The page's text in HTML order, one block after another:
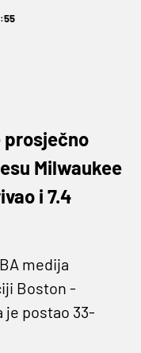
prosječno
Milwaukee
i 7.4
medija
Boston -
je postao 33-